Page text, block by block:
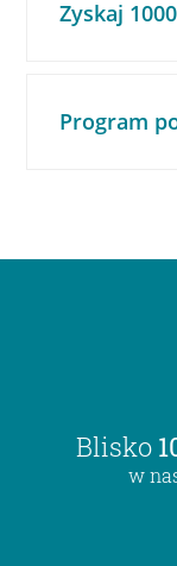
Zyskaj
Program
Blisko
w